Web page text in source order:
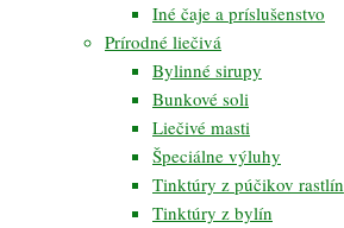
Iné čaje a príslušenstvo
Prírodné liečivá
Bylinné sirupy
Bunkové soli
Liečivé masti
Špeciálne výluhy
Tinktúry z púčikov rastlín
Tinktúry z bylín